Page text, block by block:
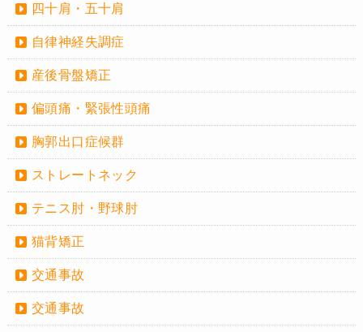
四十肩・五十肩
自律神経失調症
産後骨盤矯正
偏頭痛・緊張性頭痛
胸郭出口症候群
ストレートネック
テニス肘・野球肘
猫背矯正
交通事故
交通事故